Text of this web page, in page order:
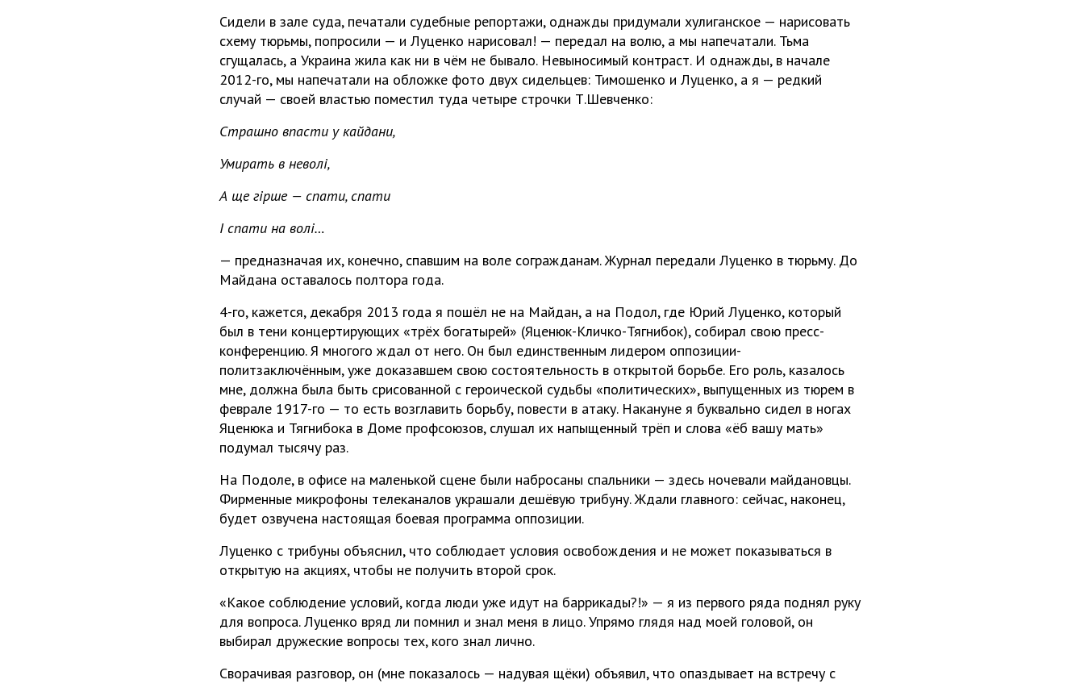
Сидели в зале суда, печатали судебные репортажи, однажды придумали хулиганское — нарисовать
схему тюрьмы, попросили — и Луценко нарисовал! — передал на волю, а мы напечатали. Тьма
сгущалась, а Украина жила как ни в чём не бывало. Невыносимый контраст. И однажды, в начале
2012-го, мы напечатали на обложке фото двух сидельцев: Тимошенко и Луценко, а я — редкий
случай — своей властью поместил туда четыре строчки Т.Шевченко:
Страшно впасти у кайдани,
Умирать в неволі,
А ще гірше — спати, спати
І спати на волі…
— предназначая их, конечно, спавшим на воле согражданам. Журнал передали Луценко в тюрьму. До
Майдана оставалось полтора года.
4-го, кажется, декабря 2013 года я пошёл не на Майдан, а на Подол, где Юрий Луценко, который
был в тени концертирующих «трёх богатырей» (Яценюк-Кличко-Тягнибок), собирал свою пресс-
конференцию. Я многого ждал от него. Он был единственным лидером оппозиции-
политзаключённым, уже доказавшем свою состоятельность в открытой борьбе. Его роль, казалось
мне, должна была быть срисованной с героической судьбы «политических», выпущенных из тюрем в
феврале 1917-го — то есть возглавить борьбу, повести в атаку. Накануне я буквально сидел в ногах
Яценюка и Тягнибока в Доме профсоюзов, слушал их напыщенный трёп и слова «ёб вашу мать»
подумал тысячу раз.
На Подоле, в офисе на маленькой сцене были набросаны спальники — здесь ночевали майдановцы.
Фирменные микрофоны телеканалов украшали дешёвую трибуну. Ждали главного: сейчас, наконец,
будет озвучена настоящая боевая программа оппозиции.
Луценко с трибуны объяснил, что соблюдает условия освобождения и не может показываться в
открытую на акциях, чтобы не получить второй срок.
«Какое соблюдение условий, когда люди уже идут на баррикады?!» — я из первого ряда поднял руку
для вопроса. Луценко вряд ли помнил и знал меня в лицо. Упрямо глядя над моей головой, он
выбирал дружеские вопросы тех, кого знал лично.
Сворачивая разговор, он (мне показалось — надувая щёки) объявил, что опаздывает на встречу с